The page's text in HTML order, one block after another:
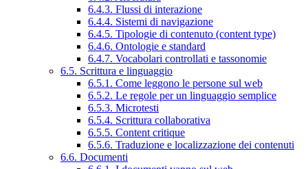
6.4.3. Flussi di interazione
6.4.4. Sistemi di navigazione
6.4.5. Tipologie di contenuto (content type)
6.4.6. Ontologie e standard
6.4.7. Vocabolari controllati e tassonomie
6.5. Scrittura e linguaggio
6.5.1. Come leggono le persone sul web
6.5.2. Le regole per un linguaggio semplice
6.5.3. Microtesti
6.5.4. Scrittura collaborativa
6.5.5. Content critique
6.5.6. Traduzione e localizzazione dei contenuti
6.6. Documenti